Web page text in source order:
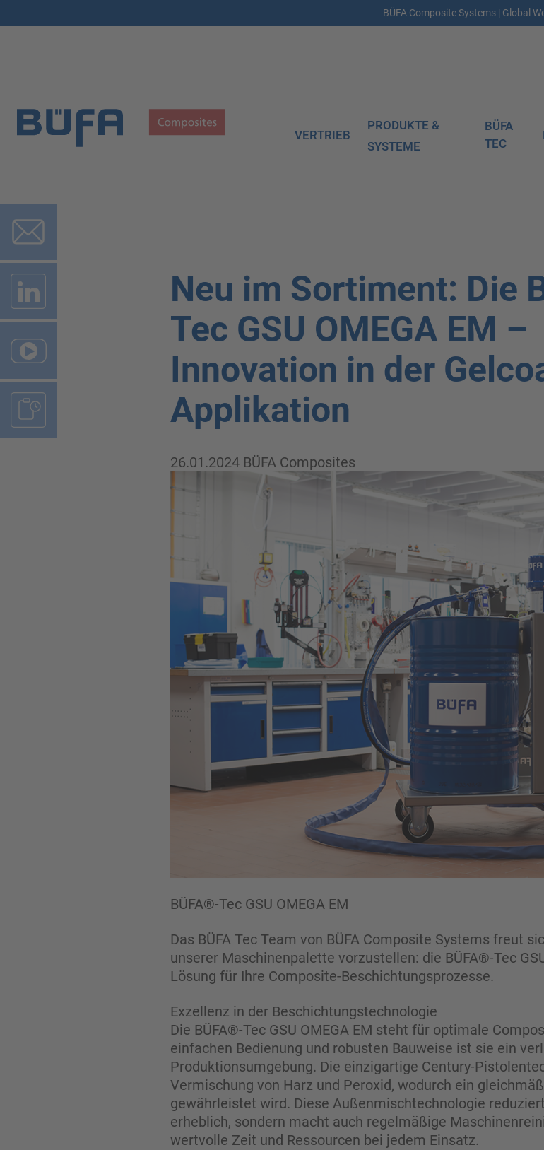
BÜFA Composite Systems | Global
VERTRIEB
PRODUKTE &
SYSTEME
BÜFA
TEC
Neu im Sortiment: Die
Tec GSU OMEGA EM –
Innovation in der
Applikation
26.01.2024 BÜFA Composites
BÜFA®-Tec GSU OMEGA EM
Das BÜFA Tec Team von BÜFA Composite Systems freut
unserer Maschinenpalette vorzustellen: die BÜFA®-Tec
Lösung für Ihre Composite-Beschichtungsprozesse.
Exzellenz in der Beschichtungstechnologie
Die BÜFA®-Tec GSU OMEGA EM steht für optimale
einfachen Bedienung und robusten Bauweise ist sie ein
Produktionsumgebung. Die einzigartige Century-
Vermischung von Harz und Peroxid, wodurch ein
gewährleistet wird. Diese Außenmischtechnologie
erheblich, sondern macht auch regelmäßige
wertvolle Zeit und Ressourcen bei jedem Einsatz.